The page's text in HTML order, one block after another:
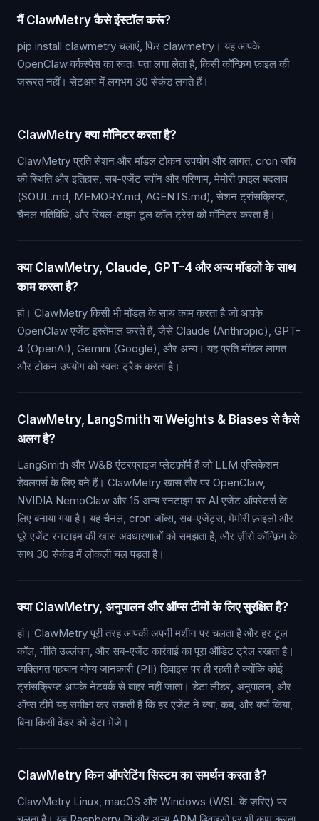
मैं ClawMetry कैसे इंस्टॉल करूं?
pip install clawmetry चलाएं, फिर clawmetry। यह आपके
OpenClaw वर्कस्पेस का स्वतः पता लगा लेता है, किसी कॉन्फ़िग फ़ाइल की
जरूरत नहीं। सेटअप में लगभग 30 सेकंड लगते हैं।
ClawMetry क्या मॉनिटर करता है?
ClawMetry प्रति सेशन और मॉडल टोकन उपयोग और लागत, cron जॉब
की स्थिति और इतिहास, सब-एजेंट स्पॉन और परिणाम, मेमोरी फ़ाइल बदलाव
(SOUL.md, MEMORY.md, AGENTS.md), सेशन ट्रांसक्रिप्ट,
चैनल गतिविधि, और रियल-टाइम टूल कॉल ट्रेस को मॉनिटर करता है।
क्या ClawMetry, Claude, GPT-4 और अन्य मॉडलों के साथ
काम करता है?
हां। ClawMetry किसी भी मॉडल के साथ काम करता है जो आपके
OpenClaw एजेंट इस्तेमाल करते हैं, जैसे Claude (Anthropic), GPT-
4 (OpenAI), Gemini (Google), और अन्य। यह प्रति मॉडल लागत
और टोकन उपयोग को स्वतः ट्रैक करता है।
ClawMetry, LangSmith या Weights & Biases से कैसे
अलग है?
LangSmith और W&B एंटरप्राइज़ प्लेटफ़ॉर्म हैं जो LLM एप्लिकेशन
डेवलपर्स के लिए बने हैं। ClawMetry खास तौर पर OpenClaw,
NVIDIA NemoClaw और 15 अन्य रनटाइम पर AI एजेंट ऑपरेटर्स के
लिए बनाया गया है। यह चैनल, cron जॉब्स, सब-एजेंट्स, मेमोरी फ़ाइलों और
पूरे एजेंट रनटाइम की खास अवधारणाओं को समझता है, और ज़ीरो कॉन्फ़िग के
साथ 30 सेकंड में लोकली चल पड़ता है।
क्या ClawMetry, अनुपालन और ऑप्स टीमों के लिए सुरक्षित है?
हां। ClawMetry पूरी तरह आपकी अपनी मशीन पर चलता है और हर टूल
कॉल, नीति उल्लंघन, और सब-एजेंट कार्रवाई का पूरा ऑडिट ट्रेल रखता है।
व्यक्तिगत पहचान योग्य जानकारी (PII) डिवाइस पर ही रहती है क्योंकि कोई
ट्रांसक्रिप्ट आपके नेटवर्क से बाहर नहीं जाता। डेटा लीडर, अनुपालन, और
ऑप्स टीमें यह समीक्षा कर सकती हैं कि हर एजेंट ने क्या, कब, और क्यों किया,
बिना किसी वेंडर को डेटा भेजे।
ClawMetry किन ऑपरेटिंग सिस्टम का समर्थन करता है?
ClawMetry Linux, macOS और Windows (WSL के ज़रिए) पर